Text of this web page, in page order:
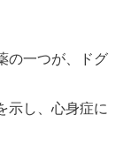
の一つが、ドグ
示し、心身症に